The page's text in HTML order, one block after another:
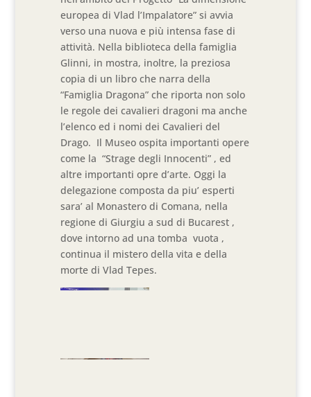
europea di Vlad l’Impalatore” si avvia
verso una nuova e più intensa fase di
attività. Nella biblioteca della famiglia
Glinni, in mostra, inoltre, la preziosa
copia di un libro che narra della
“Famiglia Dragona” che riporta non solo
le regole dei cavalieri dragoni ma anche
l’elenco ed i nomi dei Cavalieri del
Drago. Il Museo ospita importanti opere
come la “Strage degli Innocenti” , ed
altre importanti opre d’arte. Oggi la
delegazione composta da piu’ esperti
sara’ al Monastero di Comana, nella
regione di Giurgiu a sud di Bucarest ,
dove intorno ad una tomba vuota ,
continua il mistero della vita e della
morte di Vlad Tepes.